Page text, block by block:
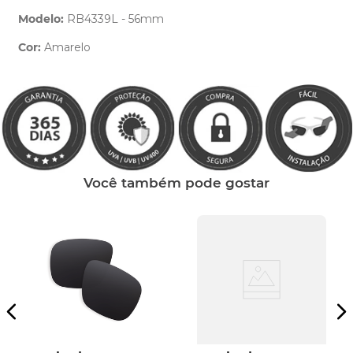
Modelo: RB4339L - 56mm
Cor: Amarelo
Você também pode gostar